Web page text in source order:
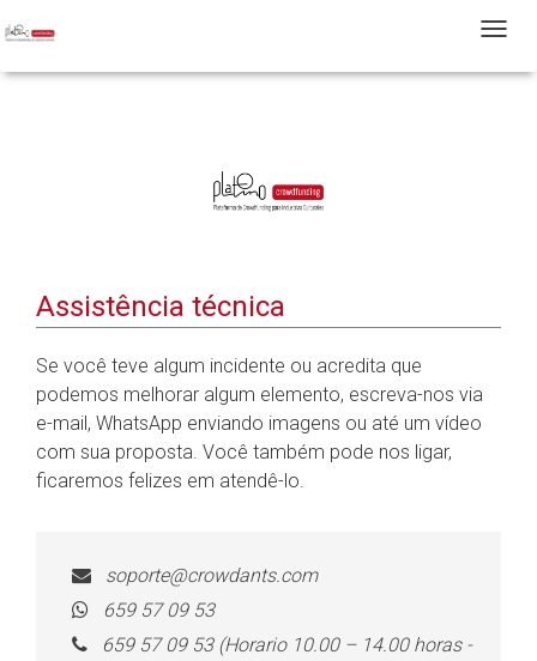
T
Assistência técnica
Se você teve algum incidente ou acredita que
podemos melhorar algum elemento, escreva-nos via
e-mail, WhatsApp enviando imagens ou até um vídeo
com sua proposta. Você também pode nos ligar,
ficaremos felizes em atendê-lo.
soporte@crowdants.com
659 57 09 53
659 57 09 53 (Horario 10.00 – 14.00 horas -